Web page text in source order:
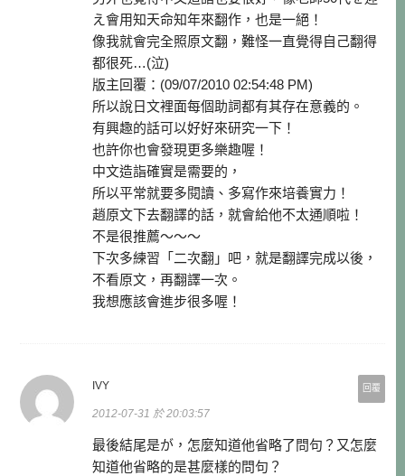
え會用知天命知年來翻作，也是一絕！
像我就會完全照原文翻，難怪一直覺得自己翻得
都很死…(泣)
版主回覆：(09/07/2010 02:54:48 PM)
所以說日文裡面每個助詞都有其存在意義的。
有興趣的話可以好好來研究一下！
也許你也會發現更多樂趣喔！
中文造詣確實是需要的，
所以平常就要多閱讀、多寫作來培養實力！
趙原文下去翻譯的話，就會給他不太通順啦！
不是很推薦～～～
下次多練習「二次翻」吧，就是翻譯完成以後，
不看原文，再翻譯一次。
我想應該會進步很多喔！
回覆
IVY
2012-07-31 於 20:03:57
最後結尾是が，怎麼知道他省略了問句？又怎麼
知道他省略的是甚麼樣的問句？